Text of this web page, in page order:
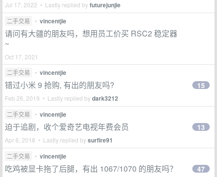
Jul 17, 2022 • Lastly replied byfuturejunjie
二手交易 • vincentjie
请问有大疆的朋友吗，想用员工价买 RSC2 稳定器
~
Oct 17, 2021
二手交易
• vincentjie
错过小米 9 抢购, 有出的朋友吗?
Feb 26, 2019 • Lastly replied bydark3212
15
二手交易 • vincentjie
迫于追剧，收个爱奇艺电视年费会员
Apr 6, 2018 • Lastly replied bysurfire91
13
二手交易 • vincentjie
吃鸡被显卡拖了后腿，有出 1067/1070 的朋友吗？ 47